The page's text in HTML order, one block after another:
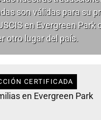
son válidas para su
en Evergreen Park
otro lugar del país.
CERTIFICADA
en Evergreen Park